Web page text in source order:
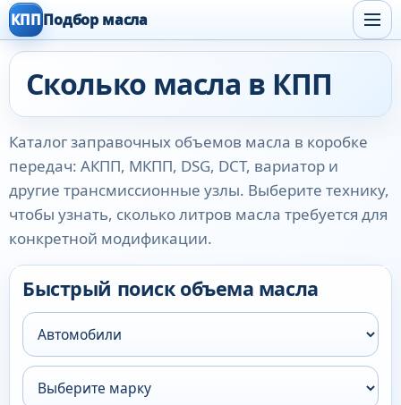
КПППодбор масла
Сколько масла в КПП
Каталог заправочных объемов масла в коробке
передач: АКПП, МКПП, DSG, DCT, вариатор и
другие трансмиссионные узлы. Выберите технику,
чтобы узнать, сколько литров масла требуется для
конкретной модификации.
Быстрый поиск объема масла